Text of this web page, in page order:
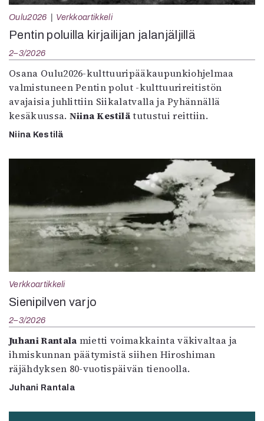
Oulu2026 Verkkoartikkeli
Pentin poluilla kirjailijan jalanjäljillä
2–3/2026
Osana Oulu2026-kulttuuripääkaupunkiohjelmaa
valmistuneen Pentin polut -kulttuurireitistön
avajaisia juhlittiin Siikalatvalla ja Pyhännällä
kesäkuussa. Niina Kestilätutustui reittiin.
Niina Kestilä
Verkkoartikkeli
Sienipilven varjo
2–3/2026
Juhani Rantala mietti voimakkainta väkivaltaa ja
ihmiskunnan päätymistä siihen Hiroshiman
räjähdyksen 80-vuotispäivän tienoolla.
Juhani Rantala